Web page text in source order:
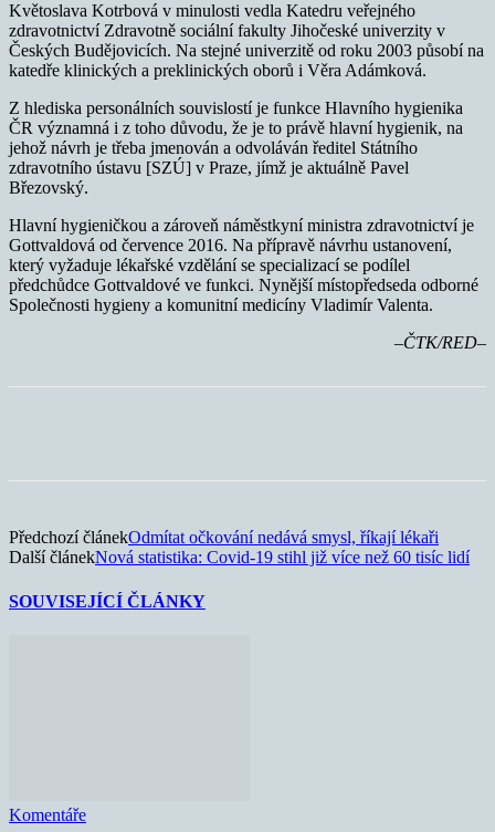
Květoslava Kotrbová v minulosti vedla Katedru veřejného
zdravotnictví Zdravotně sociální fakulty Jihočeské univerzity v
Českých Budějovicích. Na stejné univerzitě od roku 2003 působí na
katedře klinických a preklinických oborů i Věra Adámková.
Z hlediska personálních souvislostí je funkce Hlavního hygienika
ČR významná i z toho důvodu, že je to právě hlavní hygienik, na
jehož návrh je třeba jmenován a odvoláván ředitel Státního
zdravotního ústavu [SZÚ] v Praze, jímž je aktuálně Pavel
Březovský.
Hlavní hygieničkou a zároveň náměstkyní ministra zdravotnictví je
Gottvaldová od července 2016. Na přípravě návrhu ustanovení,
který vyžaduje lékařské vzdělání se specializací se podílel
předchůdce Gottvaldové ve funkci. Nynější místopředseda odborné
Společnosti hygieny a komunitní medicíny Vladimír Valenta.
–ČTK/RED–
Předchozí článekOdmítat očkování nedává smysl, říkají lékaři
Další článekNová statistika: Covid-19 stihl již více než 60 tisíc lidí
SOUVISEJÍCÍ ČLÁNKY
Komentáře